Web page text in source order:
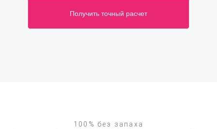
Получить точный расчет
100% без запаха